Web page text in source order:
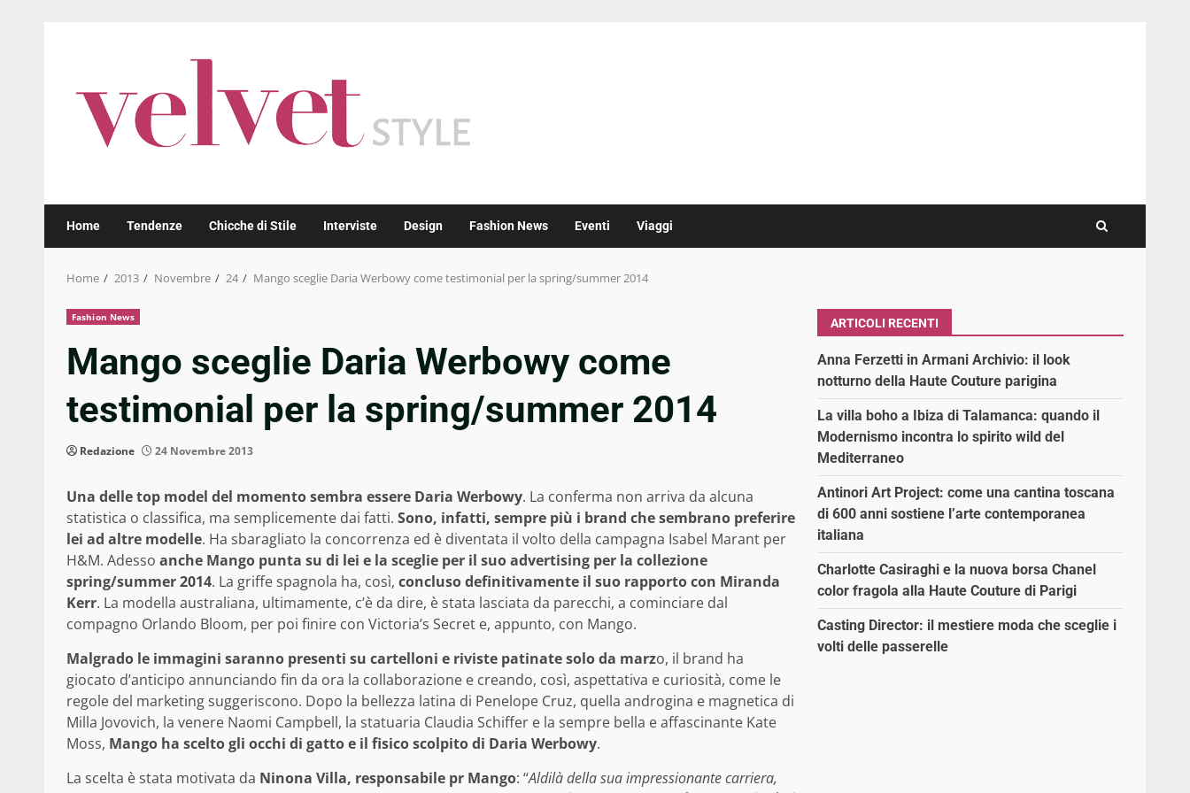
Home Tendenze Chicche di Stile Interviste Design Fashion News Eventi Viaggi
Home 2013 Novembre 24 Mango sceglie Daria Werbowy come testimonial per la spring/summer 2014
Fashion News
Mango sceglie Daria Werbowy come
testimonial per la spring/summer 2014
Redazione 24 Novembre 2013
Una delle top model del momento sembra essere Daria Werbowy. La conferma non arriva da alcuna
statistica o classifica, ma semplicemente dai fatti. Sono, infatti, sempre più i brand che sembrano preferire
lei ad altre modelle. Ha sbaragliato la concorrenza ed è diventata il volto della campagna Isabel Marant per
H&M. Adesso anche Mango punta su di lei e la sceglie per il suo advertising per la collezione
spring/summer 2014. La griffe spagnola ha, così, concluso definitivamente il suo rapporto con Miranda
Kerr. La modella australiana, ultimamente, c’è da dire, è stata lasciata da parecchi, a cominciare dal
compagno Orlando Bloom, per poi finire con Victoria’s Secret e, appunto, con Mango.
Malgrado le immagini saranno presenti su cartelloni e riviste patinate solo da marzo, il brand ha
giocato d’anticipo annunciando fin da ora la collaborazione e creando, così, aspettativa e curiosità, come le
regole del marketing suggeriscono. Dopo la bellezza latina di Penelope Cruz, quella androgina e magnetica di
Milla Jovovich, la venere Naomi Campbell, la statuaria Claudia Schiffer e la sempre bella e affascinante Kate
Moss, Mango ha scelto gli occhi di gatto e il fisico scolpito di Daria Werbowy.
La scelta è stata motivata da Ninona Villa, responsabile pr Mango: “Aldilà della sua impressionante carriera,
ARTICOLI RECENTI
Anna Ferzetti in Armani Archivio: il look
notturno della Haute Couture parigina
La villa boho a Ibiza di Talamanca: quando il
Modernismo incontra lo spirito wild del
Mediterraneo
Antinori Art Project: come una cantina toscana
di 600 anni sostiene l’arte contemporanea
italiana
Charlotte Casiraghi e la nuova borsa Chanel
color fragola alla Haute Couture di Parigi
Casting Director: il mestiere moda che sceglie i
volti delle passerelle